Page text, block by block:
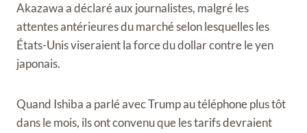
Akazawa a déclaré aux journalistes, malgré les
attentes antérieures du marché selon lesquelles les
États-Unis viseraient la force du dollar contre le yen
japonais.
Quand Ishiba a parlé avec Trump au téléphone plus tôt
dans le mois, ils ont convenu que les tarifs devraient